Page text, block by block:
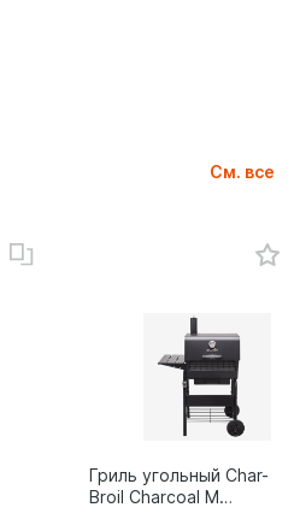
См. все
Гриль угольный Char-
Broil Charcoal M